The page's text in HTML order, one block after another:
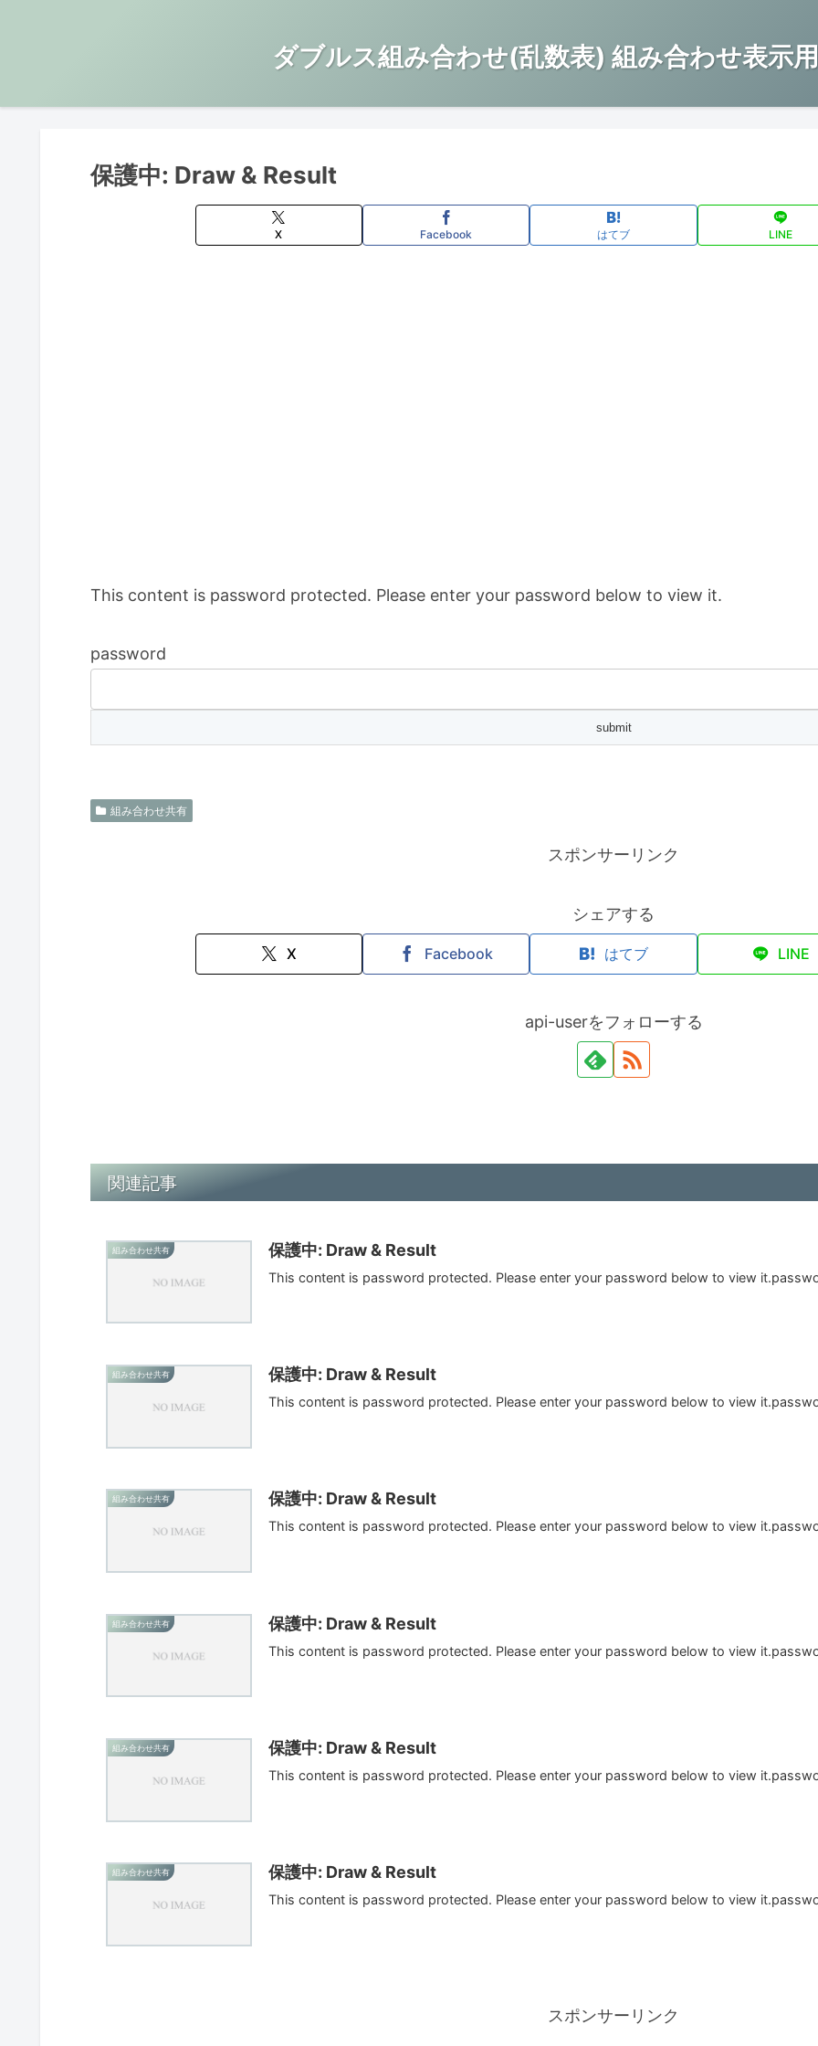
ダブルス組み合わせ(乱数表) 組み合わせ表示
保護中: Draw & Result
X Facebook はてブ LINE
This content is password protected. Please enter your password below to view it.
password
組み合わせ共有
スポンサーリンク
シェアする
X Facebook はてブ LINE
api-userをフォローする
関連記事
組み合わせ共有 保護中: Draw & Result
This content is password protected. Please enter your password below to view
組み合わせ共有 保護中: Draw & Result
This content is password protected. Please enter your password below to view
組み合わせ共有 保護中: Draw & Result
This content is password protected. Please enter your password below to view
組み合わせ共有 保護中: Draw & Result
This content is password protected. Please enter your password below to view
組み合わせ共有 保護中: Draw & Result
This content is password protected. Please enter your password below to view
組み合わせ共有 保護中: Draw & Result
This content is password protected. Please enter your password below to view
スポンサーリンク